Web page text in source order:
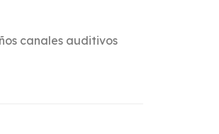
canales auditivos